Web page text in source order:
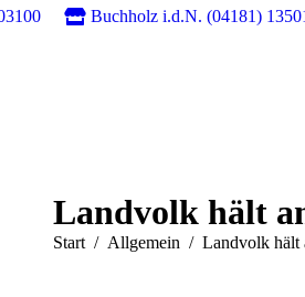
Buchholz i.d.N. (04181)
Landvolk hält
Sie befinden sich hier:
Start Allgemein Landvolk hält